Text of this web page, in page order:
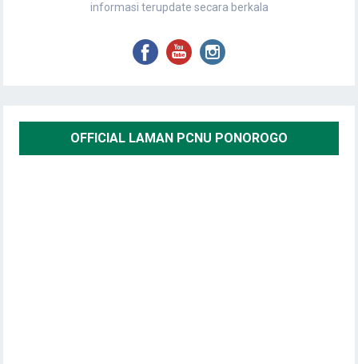
informasi terupdate secara berkala
OFFICIAL LAMAN PCNU PONOROGO